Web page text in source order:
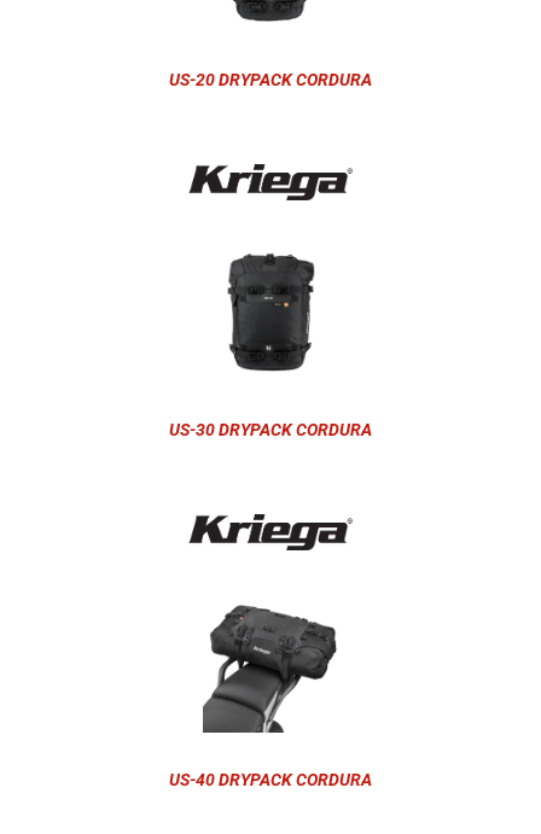
US-20 DRYPACK CORDURA
US-30 DRYPACK CORDURA
US-40 DRYPACK CORDURA